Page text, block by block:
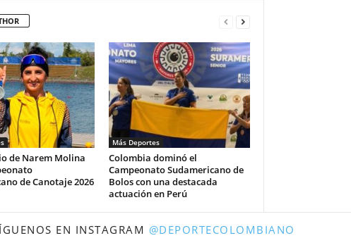
de Narem Molina
de Canotaje 2026
Más Deportes
Colombia dominó el
Campeonato Sudamericano de
Bolos con una destacada
actuación en Perú
EN INSTAGRAM @DEPORTECOLOMBIANO